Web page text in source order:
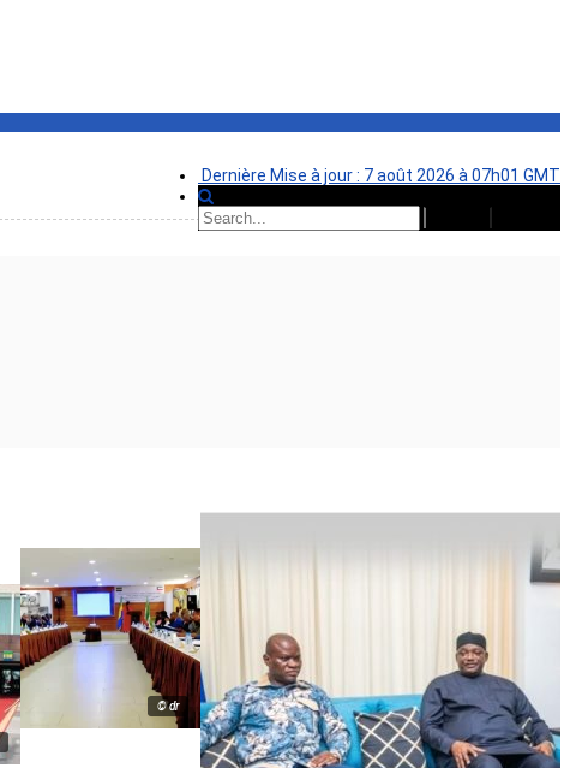
Dernière Mise à jour : 7 août 2026 à 07h01 GMT
© dr